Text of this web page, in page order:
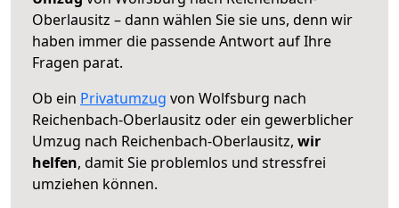
Oberlausitz – dann wählen Sie sie uns, denn wir
haben immer die passende Antwort auf Ihre
Fragen parat.
Ob ein Privatumzug von Wolfsburg nach
Reichenbach-Oberlausitz oder ein gewerblicher
Umzug nach Reichenbach-Oberlausitz, wir
helfen, damit Sie problemlos und stressfrei
umziehen können.